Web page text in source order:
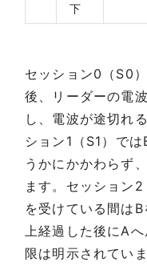
下
セッション0（S0
後、リーダーの電
し、電波が途切れ
ション1（S1）で
うかにかかわらず
ます。セッション
を受けている間は
上経過した後にA
限は明示されていま